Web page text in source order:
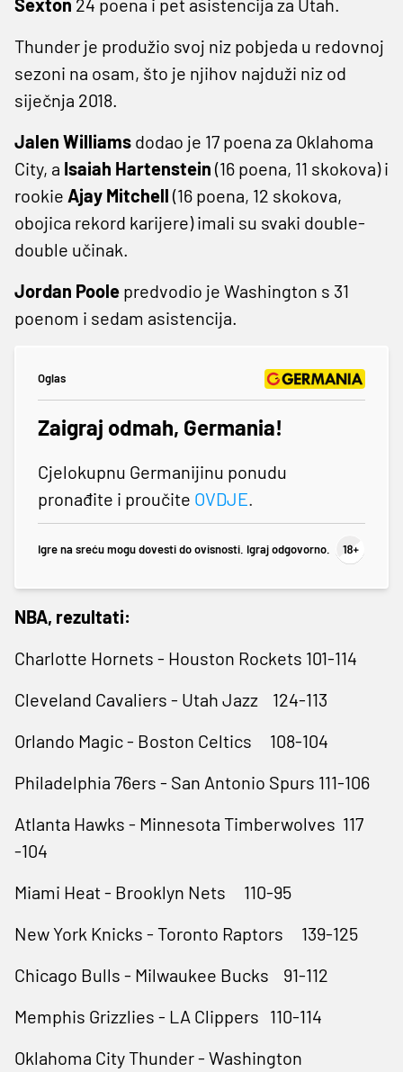
Sexton 24 poena i pet asistencija za Utah.
Thunder je produžio svoj niz pobjeda u redovnoj
sezoni na osam, što je njihov najduži niz od
siječnja 2018.
Jalen Williams dodao je 17 poena za Oklahoma
City, a Isaiah Hartenstein (16 poena, 11 skokova) i
rookie Ajay Mitchell (16 poena, 12 skokova,
obojica rekord karijere) imali su svaki double-
double učinak.
Jordan Poole predvodio je Washington s 31
poenom i sedam asistencija.
Oglas
Zaigraj odmah, Germania!
Cjelokupnu Germanijinu ponudu
pronađite i proučite OVDJE.
Igre na sreću mogu dovesti do ovisnosti. Igraj odgovorno.
NBA, rezultati:
Charlotte Hornets - Houston Rockets 101-114
Cleveland Cavaliers - Utah Jazz 124-113
Orlando Magic - Boston Celtics 108-104
Philadelphia 76ers - San Antonio Spurs 111-106
Atlanta Hawks - Minnesota Timberwolves 117
-104
Miami Heat - Brooklyn Nets 110-95
New York Knicks - Toronto Raptors 139-125
Chicago Bulls - Milwaukee Bucks 91-112
Memphis Grizzlies - LA Clippers 110-114
Oklahoma City Thunder - Washington